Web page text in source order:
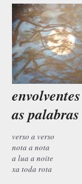
envolventes
as palabras
verso a verso
nota a nota
a lua a noite
xa toda rota